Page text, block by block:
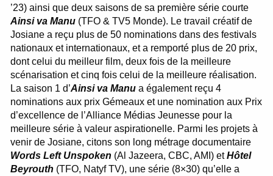
’23) ainsi que deux saisons de sa première série courte
Ainsi va Manu (TFO & TV5 Monde). Le travail créatif de
Josiane a reçu plus de 50 nominations dans des festivals
nationaux et internationaux, et a remporté plus de 20 prix,
dont celui du meilleur film, deux fois de la meilleure
scénarisation et cinq fois celui de la meilleure réalisation.
La saison 1 d’Ainsi va Manu a également reçu 4
nominations aux prix Gémeaux et une nomination aux Prix
d’excellence de l’Alliance Médias Jeunesse pour la
meilleure série à valeur aspirationelle. Parmi les projets à
venir de Josiane, citons son long métrage documentaire
Words Left Unspoken (Al Jazeera, CBC, AMI) etHôtel
Beyrouth (TFO, Natyf TV), une série (8×30) qu’elle a